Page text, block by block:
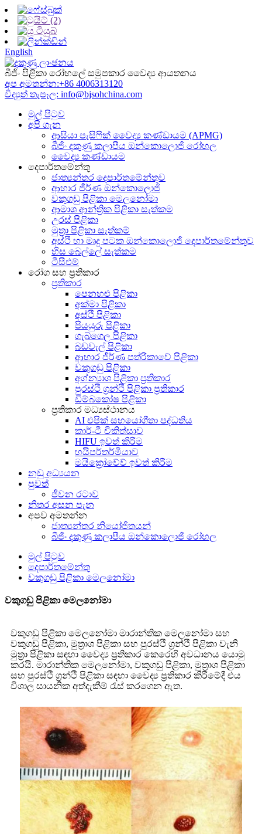
English
බීජිං පිළිකා රෝහලේ සමුපකාර වෛද්‍ය ආයතනය
අප අමතන්න:+86 4006313120
විද්‍යුත් තැපෑල: info@bjsohchina.com
මුල් පිටුව
අපි ගැන
ආසියා පැසිෆික් වෛද්‍ය කණ්ඩායම (APMG)
බීජිං දකුණු කලාපීය ඔන්කොලොජි රෝහල
වෛද්‍ය කණ්ඩායම
දෙපාර්තමේන්තු
ජාත්‍යන්තර දෙපාර්තමේන්තුව
ආහාර ජීර්ණ ඔන්කොලොජි
වකුගඩු පිළිකා මෙලනෝමා
ආමාශ ආන්ත්‍රික පිළිකා සැත්කම
උරස් පිළිකා
මුත්‍රා පිළිකා සැත්කම්
අස්ථි හා මෘදු පටක ඔන්කොලොජි දෙපාර්තමේන්තුව
හිස බෙල්ලේ සැත්කම
ටීසීඑම්
රෝග සහ ප්‍රතිකාර
ප්‍රතිකාර
පෙනහළු පිළිකා
අක්මා පිළිකා
අස්ථි පිළිකා
පියයුරු පිළිකා
ගැබ්ගෙල පිළිකා
බඩවැල් පිළිකා
ආහාර ජීර්ණ පත්රිකාවේ පිළිකා
වකුගඩු පිළිකා
අග්න්‍යාශ පිළිකා ප්‍රතිකාර
පුරස්ථි ග්‍රන්ථි පිළිකා ප්‍රතිකාර
ඩිම්බකෝෂ පිළිකා
ප්‍රතිකාර මධ්‍යස්ථානය
AI එපික් සහයෝගීතා පද්ධතිය
කාර්-ටී චිකිත්සාව
HIFU ඉවත් කිරීම
හයිපර්තර්මියාව
මයික්‍රෝවේව් ඉවත් කිරීම
නඩු අධ්‍යයන
පුවත්
ජීවන රටාව
නිතර අසන පැන
අපව අමතන්න
ජාත්‍යන්තර නියෝජිතයන්
බීජිං දකුණු කලාපීය ඔන්කොලොජි රෝහල
මුල් පිටුව
දෙපාර්තමේන්තු
වකුගඩු පිළිකා මෙලනෝමා
වකුගඩු පිළිකා මෙලනෝමා
වකුගඩු පිළිකා මෙලනෝමා මාරාන්තික මෙලනෝමා සහ
වකුගඩු පිළිකා, මුත්‍රාශ පිළිකා සහ පුරස්ථි ග්‍රන්ථි පිළිකා වැනි
මුත්‍රා පිළිකා සඳහා වෛද්‍ය ප්‍රතිකාර කෙරෙහි අවධානය යොමු
කරයි. මාරාන්තික මෙලනෝමා, වකුගඩු පිළිකා, මුත්‍රාශ පිළිකා
සහ පුරස්ථි ග්‍රන්ථි පිළිකා සඳහා වෛද්‍ය ප්‍රතිකාර කිරීමේදී එය
විශාල සායනික අත්දැකීම් රැස් කරගෙන ඇත.